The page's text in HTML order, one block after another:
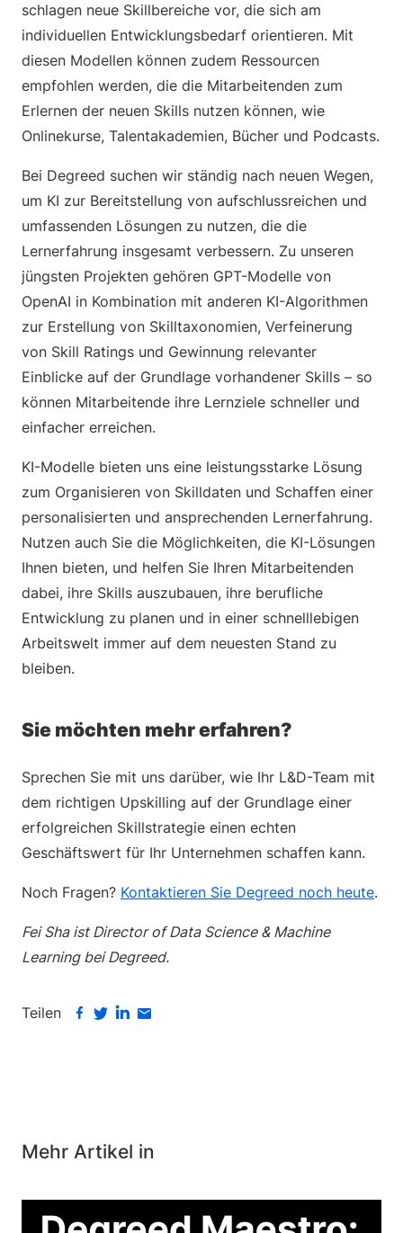
schlagen neue Skillbereiche vor, die sich am
individuellen Entwicklungsbedarf orientieren. Mit
diesen Modellen können zudem Ressourcen
empfohlen werden, die die Mitarbeitenden zum
Erlernen der neuen Skills nutzen können, wie
Onlinekurse, Talentakademien, Bücher und Podcasts.
Bei Degreed suchen wir ständig nach neuen Wegen,
um KI zur Bereitstellung von aufschlussreichen und
umfassenden Lösungen zu nutzen, die die
Lernerfahrung insgesamt verbessern. Zu unseren
jüngsten Projekten gehören GPT-Modelle von
OpenAI in Kombination mit anderen KI-Algorithmen
zur Erstellung von Skilltaxonomien, Verfeinerung
von Skill Ratings und Gewinnung relevanter
Einblicke auf der Grundlage vorhandener Skills – so
können Mitarbeitende ihre Lernziele schneller und
einfacher erreichen.
KI-Modelle bieten uns eine leistungsstarke Lösung
zum Organisieren von Skilldaten und Schaffen einer
personalisierten und ansprechenden Lernerfahrung.
Nutzen auch Sie die Möglichkeiten, die KI-Lösungen
Ihnen bieten, und helfen Sie Ihren Mitarbeitenden
dabei, ihre Skills auszubauen, ihre berufliche
Entwicklung zu planen und in einer schnelllebigen
Arbeitswelt immer auf dem neuesten Stand zu
bleiben.
Sie möchten mehr erfahren?
Sprechen Sie mit uns darüber, wie Ihr L&D-Team mit
dem richtigen Upskilling auf der Grundlage einer
erfolgreichen Skillstrategie einen echten
Geschäftswert für Ihr Unternehmen schaffen kann.
Noch Fragen? Kontaktieren Sie Degreed noch heute.
Fei Sha ist Director of Data Science & Machine
Learning bei Degreed.
Teilen
Mehr Artikel in